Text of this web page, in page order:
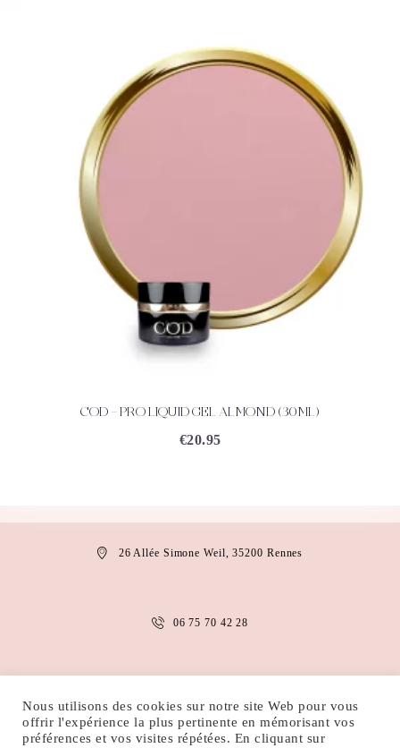
ACHETEZ DÉTAILS
COD – PRO LIQUID GEL ALMOND (30ML)
€20.95
26 Allée Simone Weil, 35200 Rennes
06 75 70 42 28
Nous utilisons des cookies sur notre site Web pour vous
offrir l'expérience la plus pertinente en mémorisant vos
préférences et vos visites répétées. En cliquant sur